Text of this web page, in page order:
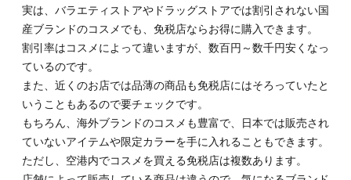
実は、バラエティストアやドラッグストアでは割引されない国
産ブランドのコスメでも、免税店ならお得に購入できます。
割引率はコスメによって違いますが、数百円～数千円安くなっ
ているのです。
また、近くのお店では品薄の商品も免税店にはそろっていたと
いうこともあるので要チェックです。
もちろん、海外ブランドのコスメも豊富で、日本では販売され
ていないアイテムや限定カラーを手に入れることもできます。
ただし、空港内でコスメを買える免税店は複数あります。